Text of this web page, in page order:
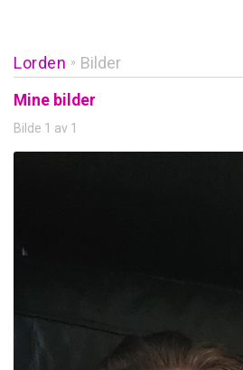
Lorden » Bilder
Mine bilder
Bilde 1 av 1